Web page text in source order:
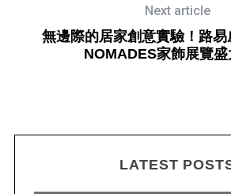
Next article
無邊際的居家創意實驗！路
NOMADES家飾展覽盛
LATEST